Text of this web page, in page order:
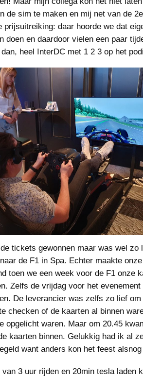
de sim te maken en mij net van de
prijsuitreiking: daar hoorde we dat
doen en daardoor vielen een paar
heel InterDC met 1 2 3 op het
tickets gewonnen maar was wel zo
de F1 in Spa. Echter maakte
toen we een week voor de F1 onze
Zelfs de vrijdag voor het evenement
De leverancier was zelfs zo lief
checken of de kaarten al binnen
opgelicht waren. Maar om 20.45
kaarten binnen. Gelukkig had ik al
want anders kon het feest
3 uur rijden en 20min tesla laden